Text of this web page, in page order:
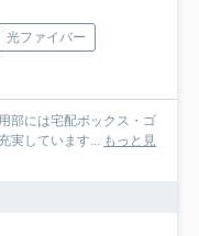
光ファイバー
部には宅配ボックス・ゴ
実しています... もっと見